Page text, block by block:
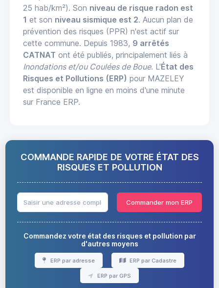
25 hab/km²). Son niveau de risque radon est
1 et son niveau sismique est 2. Aucun plan de
prévention des risques (PPR) n'est actif sur
cette commune. Depuis 1983, 9 arrêtés
CATNAT ont été publiés, principalement liés à
Inondations et/ou Coulées de Boue. L'État des
Risques et Pollutions (ERP) pour MAZELEY
est disponible en ligne en moins d'une minute
sur France ERP.
COMMANDE RAPIDE DE VOTRE ÉTAT DES
RISQUES ET POLLUTION
Commander mon ERP
Commandez votre état des risques et pollution par
d'autres moyens
ERP par adresse ERP par Cadastre
ERP par GPS